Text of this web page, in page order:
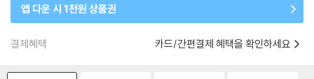
앱 다운 시 1천원 상품권
결제혜택 카드/간편결제 혜택을 확인하세요